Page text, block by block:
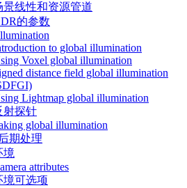
景线性和资源管道
的参数
to global illumination
Voxel global illumination
distance field global illumination
Lightmap global illumination
射探针
global illumination
期处理
境
attributes
境可选项